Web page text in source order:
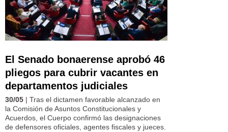
El Senado bonaerense aprobó 46
pliegos para cubrir vacantes en
departamentos judiciales
30/05 | Tras el dictamen favorable alcanzado en
la Comisión de Asuntos Constitucionales y
Acuerdos, el Cuerpo confirmó las designaciones
de defensores oficiales, agentes fiscales y jueces.